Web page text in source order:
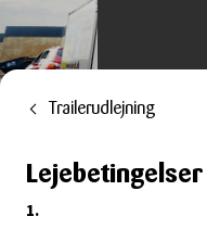
Trailerudlejning
1.
Depotrum
Container